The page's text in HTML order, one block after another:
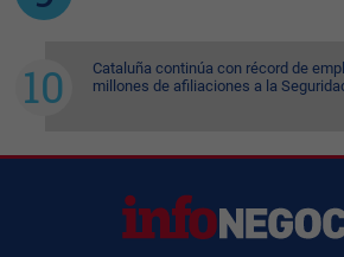
Cataluña continúa con récord de
millones de afiliaciones a la